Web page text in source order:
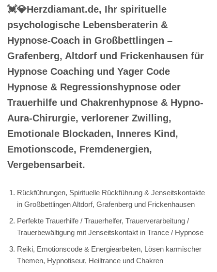
💓️💎Herzdiamant.de, Ihr spirituelle
psychologische Lebensberaterin &
Hypnose-Coach in Großbettlingen –
Grafenberg, Altdorf und Frickenhausen für
Hypnose Coaching und Yager Code
Hypnose & Regressionshypnose oder
Trauerhilfe und Chakrenhypnose & Hypno-
Aura-Chirurgie, verlorener Zwilling,
Emotionale Blockaden, Inneres Kind,
Emotionscode, Fremdenergien,
Vergebensarbeit.
Rückführungen, Spirituelle Rückführung & Jenseitskontakte
in Großbettlingen Altdorf, Grafenberg und Frickenhausen
Perfekte Trauerhilfe / Trauerhelfer, Trauerverarbeitung /
Trauerbewältigung mit Jenseitskontakt in Trance / Hypnose
Reiki, Emotionscode & Energiearbeiten, Lösen karmischer
Themen, Hypnotiseur, Heiltrance und Chakren